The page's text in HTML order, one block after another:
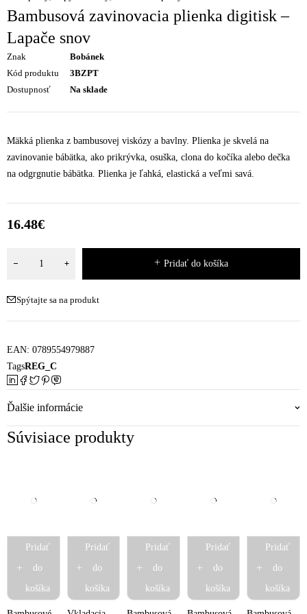
Bambusová zavinovacia plienka digitisk –
Lapače snov
Znak
Bobánek
Kód produktu
3BZPT
Dostupnosť
Na sklade
Mäkká plienka z bambusovej viskózy a bavlny. Plienka je skvelá na
zavinovanie bábätka, ako prikrývka, osuška, clona do kočíka alebo dečka
na odgrgnutie bábätka. Plienka je ľahká, elastická a veľmi savá.
16.48€
Pridať do košíka
Spýtajte sa na produkt
EAN: 0789554979887
TagsREG_C
Ďalšie informácie
Súvisiace produkty
Pridať
do
košíka
Pridať
do
košíka
Pridať
do
košíka
Pridať
do
košíka
Pridať
do
košíka